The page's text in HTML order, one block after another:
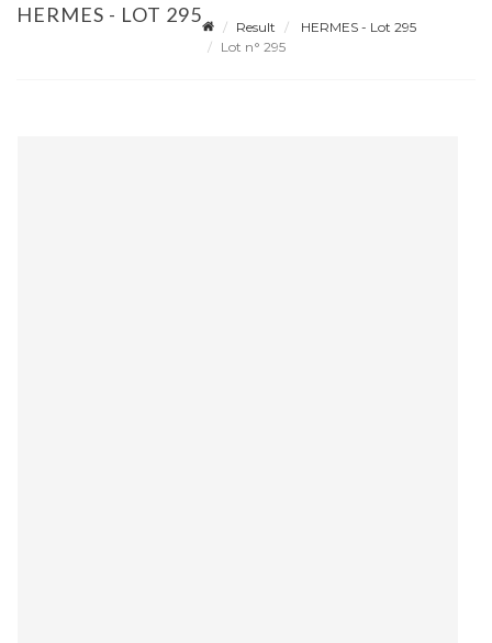
HERMES - LOT 295
Result
HERMES - Lot 295
Lot n° 295